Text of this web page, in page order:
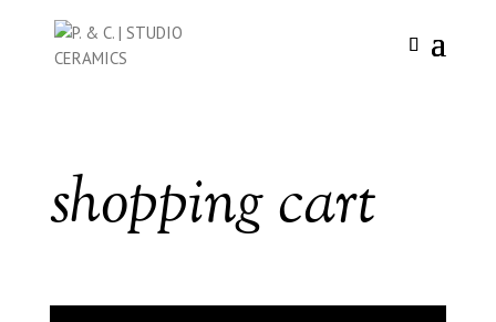
shopping cart